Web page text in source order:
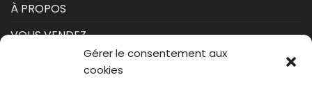
Gérer le consentement aux
cookies
À PROPOS
VOUS VENDEZ